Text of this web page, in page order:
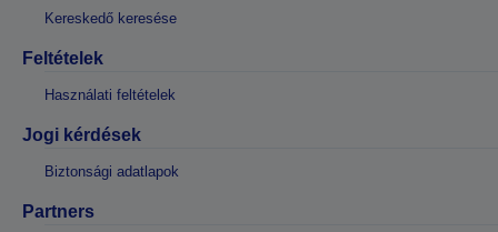
Kereskedő keresése
Feltételek
Használati feltételek
Jogi kérdések
Biztonsági adatlapok
Partners